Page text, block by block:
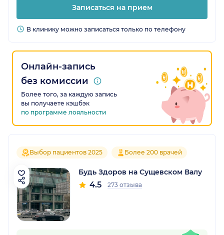
Записаться на прием
В клинику можно записаться только по телефону
Онлайн-запись
без комиссии
Более того, за каждую запись
вы получаете кэшбэк
по программе лояльности
Выбор пациентов 2025 Более 200 врачей
Будь Здоров на Сущевском Валу
4.5 273 отзыва